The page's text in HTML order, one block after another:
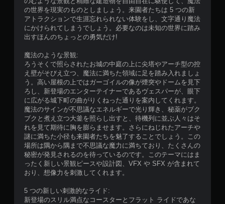
の世界を現実のものとしましょう。来園者たちは 5 つの新
アトラクションで生涯忘れられない体験をし、文字通り魔法
にかけられてしまうでしょう。必要なのは未知の世界に踏み
出すほんのちょっとの勇気だけ!
魔法のような景観:
ろうそくで照らされたお城の中庭の上に尖塔やアーチ型の控
え壁がそびえ立つ、魔法に満ちた領域に足を踏み入れましょ
う。高い屋根の上ではガーゴイルの像が煙突やドームを見下
ろし、新登場のエンターテイナーであるヴェスパーが、眼下
に広がる城下町の曲がりくねった通りを案内してくれます。
魔法のサインが不思議なエネルギーで光り輝き、秘薬がブク
ブクと煮え立つ大釜を照らし出すと、待機列に並ぶ人々はそ
れを見て期待に胸を膨らませます。さらにねじれたアーチや
謎に満ちた小径も来園者たちを魅了することでしょう。この
場所は隅から隅まで不思議な魔力に満ちており、たくさんの
秘密が発見されるのを待っているのです。このテーマにはま
ったく新しい景観ピースや設計図、VFX や SFX が含まれて
おり、想像力を刺激してくれます。
5 つの新しい刺激的なライド:
新登場のスリル満点なコースターとフラット ライドであな